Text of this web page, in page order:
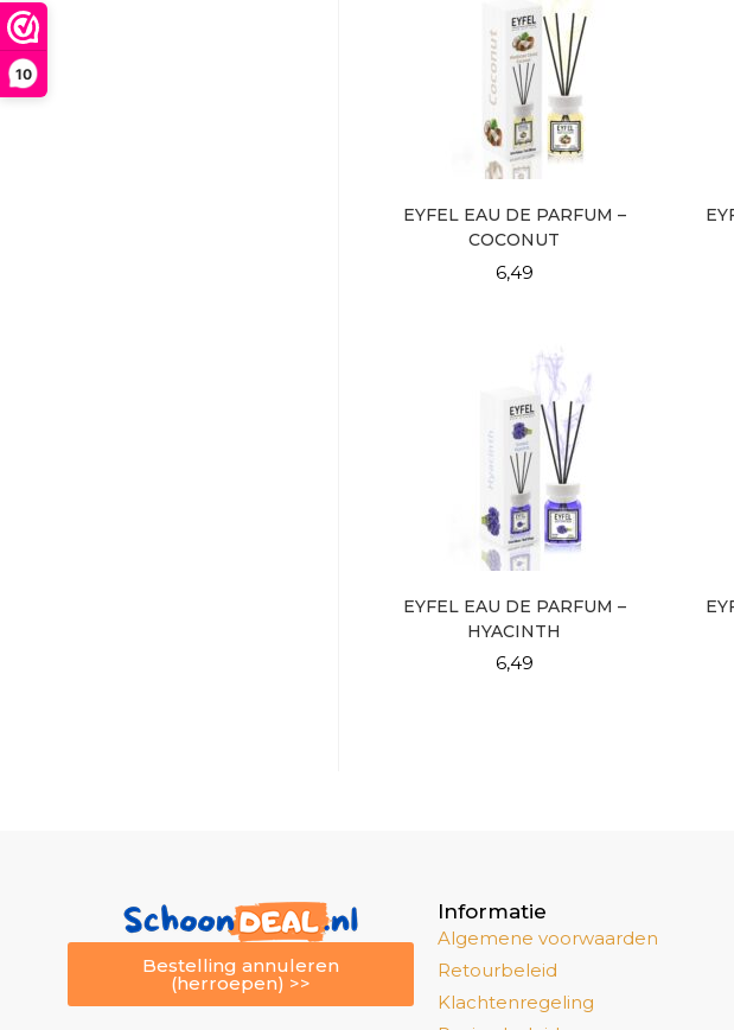
10
EYFEL EAU DE PARFUM –
COCONUT
6,49
EYFEL EAU DE PARFUM –
HYACINTH
6,49
Bestelling annuleren
(herroepen) >>
Informatie
Algemene voorwaarden
Retourbeleid
Klachtenregeling